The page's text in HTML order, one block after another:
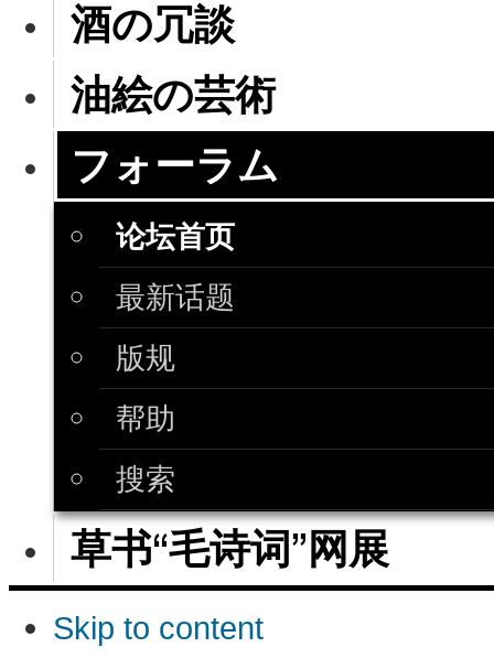
酒の冗談
油絵の芸術
フォーラム
论坛首页
最新话题
版规
帮助
搜索
草书“毛诗词”网展
Skip to content